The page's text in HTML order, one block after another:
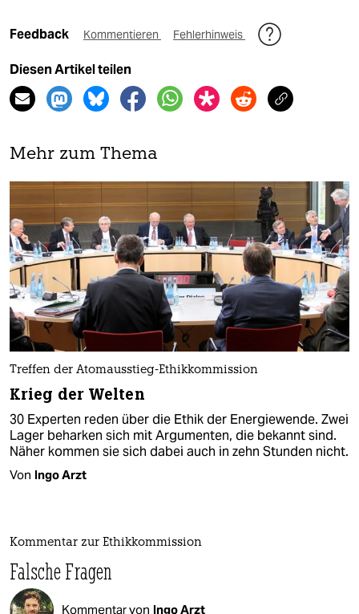
Feedback Kommentieren Fehlerhinweis
Diesen Artikel teilen
Mehr zum Thema
Treffen der Atomausstieg-Ethikkommission
Krieg der Welten
30 Experten reden über die Ethik der Energiewende. Zwei
Lager beharken sich mit Argumenten, die bekannt sind.
Näher kommen sie sich dabei auch in zehn Stunden nicht.
Von Ingo Arzt
Kommentar zur Ethikkommission
Falsche Fragen
Kommentar von Ingo Arzt